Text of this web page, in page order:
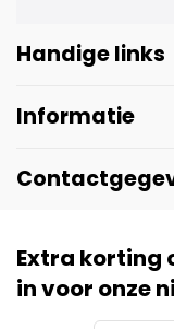
Handige links
Informatie
Extra korting
in voor onze